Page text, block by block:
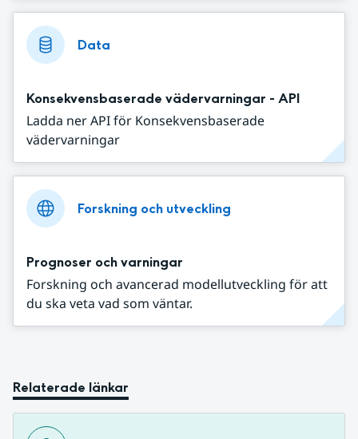
Data
Konsekvensbaserade vädervarningar - API
Ladda ner API för Konsekvensbaserade
vädervarningar
Forskning och utveckling
Prognoser och varningar
Forskning och avancerad modellutveckling för att
du ska veta vad som väntar.
Relaterade länkar